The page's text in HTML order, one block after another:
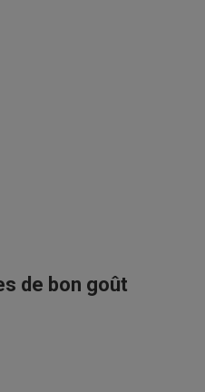
de bon goût